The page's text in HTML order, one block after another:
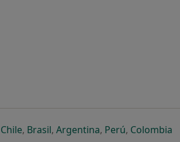
nové záložce
otevře v nové záložce
Chilese otevře v nové záložce
, Brasilse otevře v nové záložce
, Argentinase otevře v nové
, Perúse otevře v
, Colombia